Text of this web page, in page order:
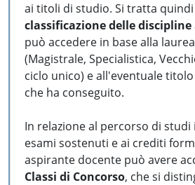
ai titoli di studio. Si tratta
classificazione delle discipline
può accedere in base alla
(Magistrale, Specialistica,
ciclo unico) e all'eventuale
che ha conseguito.
In relazione al percorso di
esami sostenuti e ai crediti
aspirante docente può avere
Classi di Concorso, che si